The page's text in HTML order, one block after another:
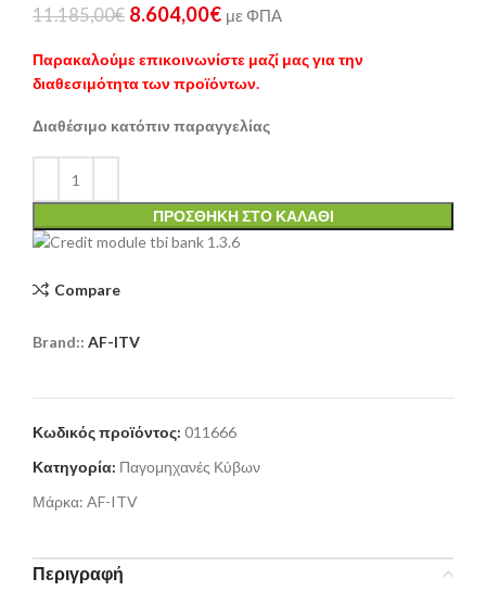
11.185,00€ 8.604,00€ με ΦΠΑ
Παρακαλούμε επικοινωνίστε μαζί μας για την
διαθεσιμότητα των προϊόντων.
Διαθέσιμο κατόπιν παραγγελίας
ΠΡΟΣΘΉΚΗ ΣΤΟ ΚΑΛΆΘΙ
Compare
Brand:: AF-ITV
Κωδικός προϊόντος: 011666
Κατηγορία: Παγομηχανές Κύβων
Μάρκα: AF-ITV
Περιγραφή